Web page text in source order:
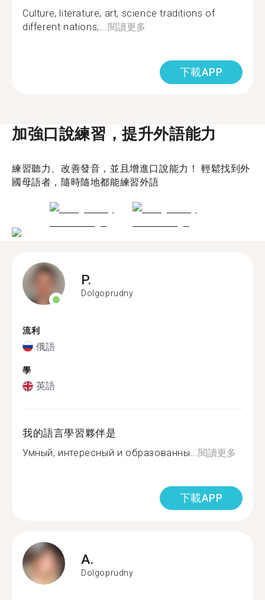
Culture, literature, art, science traditions of
different nations,... 閱讀更多
下載APP
加強口說練習，提升外語能力
練習聽力、改善發音，並且增進口說能力！ 輕鬆找到外
國母語者，隨時隨地都能練習外語
P.
Dolgoprudny
流利
俄語
學
英語
我的語言學習夥伴是
Умный, интересный и образованны...閱讀更多
下載APP
A.
Dolgoprudny